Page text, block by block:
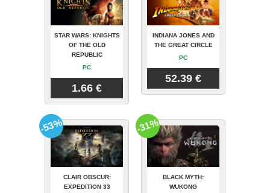
STAR WARS: KNIGHTS
OF THE OLD
REPUBLIC
PC
1.66 €
INDIANA JONES AND
THE GREAT CIRCLE
PC
52.39 €
CLAIR OBSCUR:
EXPEDITION 33
-53%
BLACK MYTH:
WUKONG
-31%